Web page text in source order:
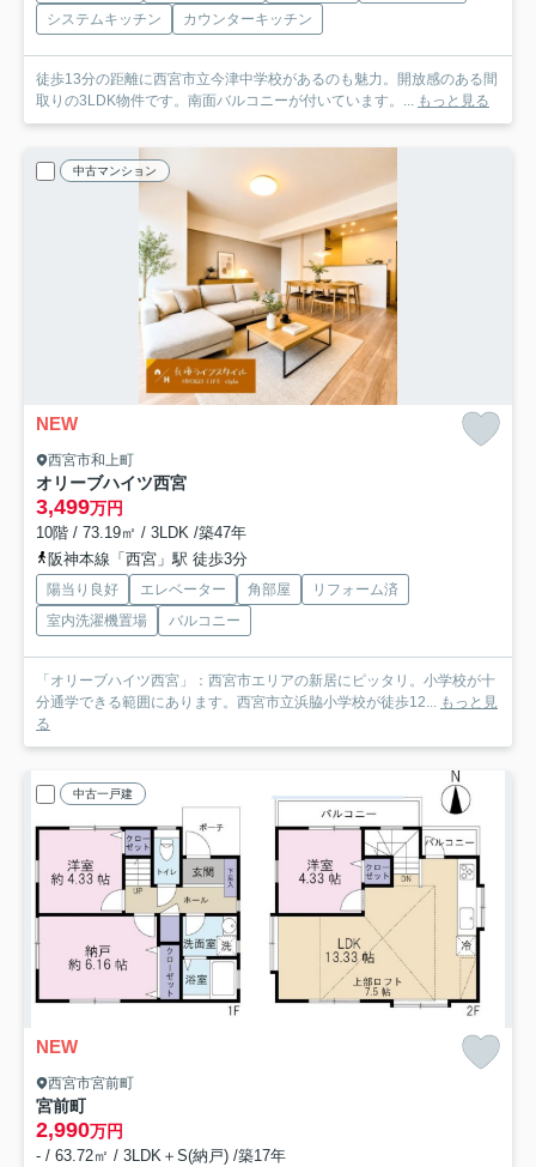
システムキッチン
カウンターキッチン
徒歩13分の距離に西宮市立今津中学校があるのも魅力。開放感のある間
取りの3LDK物件です。南面バルコニーが付いています。... もっと見る
中古マンション
NEW
西宮市和上町
オリーブハイツ西宮
3,499万円
10階 / 73.19㎡ / 3LDK /築47年
阪神本線「西宮」駅 徒歩3分
陽当り良好 エレベーター 角部屋
リフォーム済
室内洗濯機置場
バルコニー
「オリーブハイツ西宮」：西宮市エリアの新居にピッタリ。小学校が十
分通学できる範囲にあります。西宮市立浜脇小学校が徒歩12... もっと見
る
中古一戸建
NEW
西宮市宮前町
宮前町
2,990万円
- / 63.72㎡ / 3LDK＋S(納戸) /築17年